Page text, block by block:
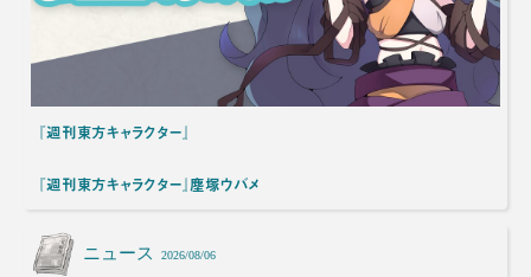
『週刊東方キャラクター』
『週刊東方キャラクター』塵塚ウバメ
ニュース 2026/08/06